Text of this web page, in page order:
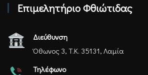
Επιμελητήριο Φθιώτιδας
Διεύθυνση
Όθωνος 3, Τ.Κ. 35131, Λαμία
Τηλέφωνο